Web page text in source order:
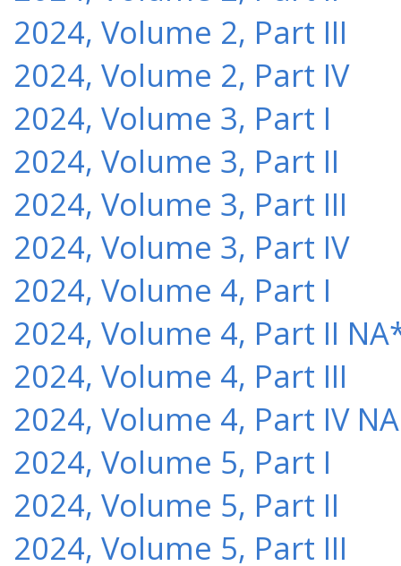
2024, Volume 2, Part III
2024, Volume 2, Part IV
2024, Volume 3, Part I
2024, Volume 3, Part II
2024, Volume 3, Part III
2024, Volume 3, Part IV
2024, Volume 4, Part I
2024, Volume 4, Part II
2024, Volume 4, Part III
2024, Volume 4, Part IV NA
2024, Volume 5, Part I
2024, Volume 5, Part II
2024, Volume 5, Part III